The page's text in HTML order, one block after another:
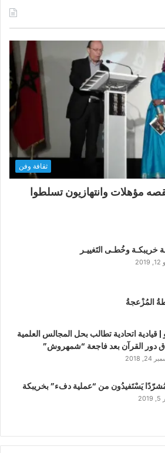
ثقافة وفن
مؤهلات وانتهازيون تسلطوا
خريبكـة وخُطـى التَغييـر
المُزْعجةُ
| قيادية اتحادية تطالب بحل المجالس العلمية
دور القرآن بعد فاجعة “شمهروش”
2018